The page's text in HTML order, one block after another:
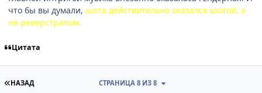
что бы вы думали, шота действительно оказался шотой, а
не реверстрапом.
Цитата
ПЕРВАЯ СТРАНИЦА
НАЗАД СТРАНИЦА 8 ИЗ 8